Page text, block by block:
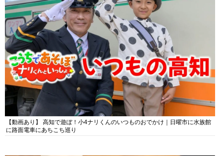
【動画あり】 高知で遊ぼ！小4ナリくんのいつものおでかけ｜日曜市に水族館
に路面電車にあちこち巡り